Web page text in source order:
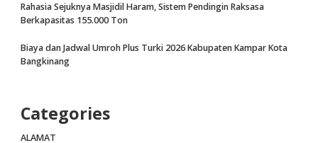
Rahasia Sejuknya Masjidil Haram, Sistem Pendingin Raksasa
Berkapasitas 155.000 Ton
Biaya dan Jadwal Umroh Plus Turki 2026 Kabupaten Kampar Kota
Bangkinang
Categories
ALAMAT